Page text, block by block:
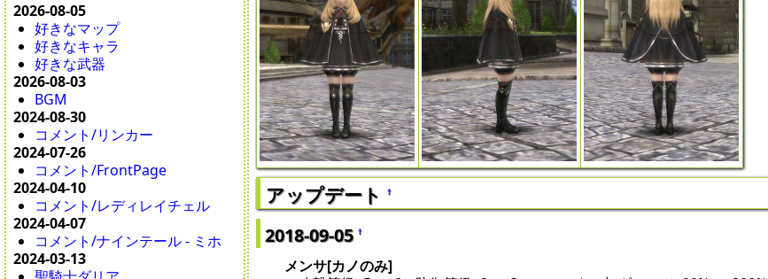
2026-08-05
好きなマップ
好きなキャラ
好きな武器
2026-08-03
BGM
2024-08-30
コメント/リンカー
2024-07-26
コメント/FrontPage
2024-04-10
コメント/レディレイチェル
2024-04-07
コメント/ナインテール - ミホ
2024-03-13
アップデート †
2018-09-05†
メンサ[カノのみ]